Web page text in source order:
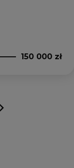
150 000 zł
next